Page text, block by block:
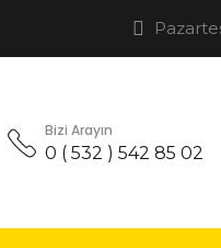
Bizi Arayın
0 ( 532 ) 542 85 02